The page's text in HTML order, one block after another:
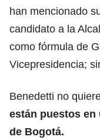
han mencionado
candidato a la
como fórmula de
Vicepresidencia;
Benedetti no
están puestos
de Bogotá.